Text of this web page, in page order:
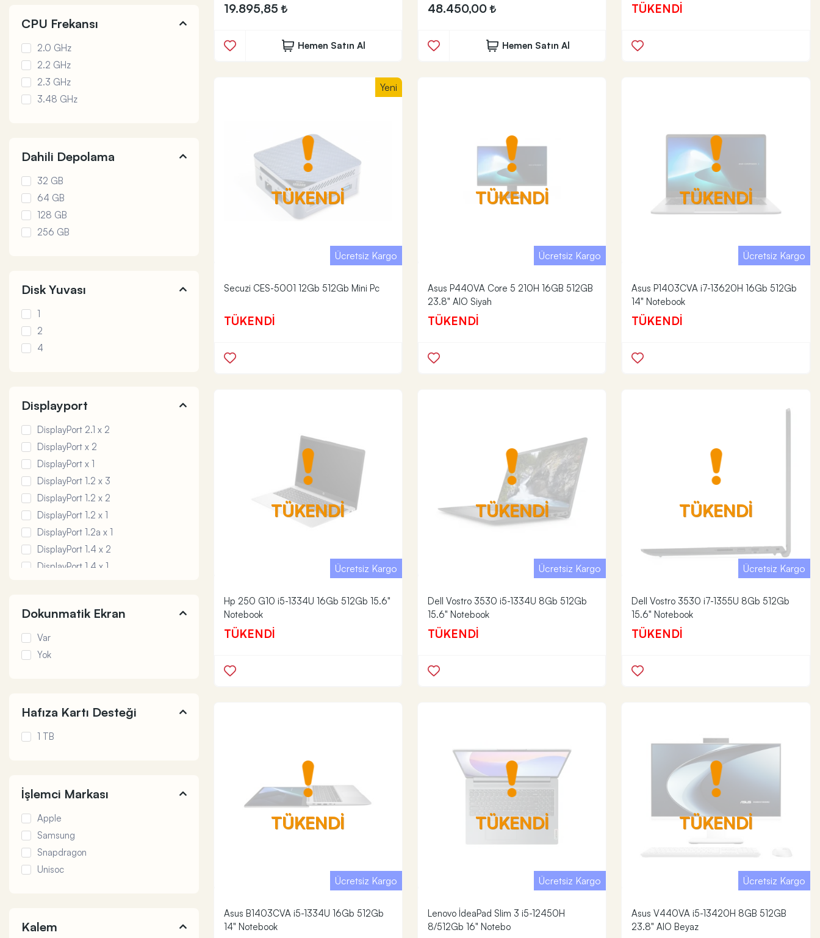
CPU Frekansı
2.0 GHz
2.2 GHz
2.3 GHz
3.48 GHz
Dahili Depolama
32 GB
64 GB
128 GB
256 GB
Disk Yuvası
1
2
4
Displayport
DisplayPort 2.1 x 2
DisplayPort x 2
DisplayPort x 1
DisplayPort 1.2 x 3
DisplayPort 1.2 x 2
DisplayPort 1.2 x 1
DisplayPort 1.2a x 1
DisplayPort 1.4 x 2
DisplayPort 1.4 x 1
Dokunmatik Ekran
Var
Yok
Hafıza Kartı Desteği
1 TB
İşlemci Markası
Apple
Samsung
Snapdragon
Unisoc
Kalem
19.895,85
Hemen Satın Al
48.450,00
Hemen Satın Al
TÜKENDİ
TÜKENDİ
Yeni
Ücretsiz Kargo
Secuzi CES-5001 12Gb 512Gb Mini Pc
TÜKENDİ
TÜKENDİ
Ücretsiz Kargo
Asus P440VA Core 5 210H 16GB 512GB
23.8" AIO Siyah
TÜKENDİ
TÜKENDİ
Ücretsiz Kargo
Asus P1403CVA i7-13620H 16Gb 512Gb
14" Notebook
TÜKENDİ
TÜKENDİ
Ücretsiz Kargo
Hp 250 G10 i5-1334U 16Gb 512Gb 15.6"
Notebook
TÜKENDİ
TÜKENDİ
Ücretsiz Kargo
Dell Vostro 3530 i5-1334U 8Gb 512Gb
15.6" Notebook
TÜKENDİ
TÜKENDİ
Ücretsiz Kargo
Dell Vostro 3530 i7-1355U 8Gb 512Gb
15.6" Notebook
TÜKENDİ
TÜKENDİ
Ücretsiz Kargo
Asus B1403CVA i5-1334U 16Gb 512Gb
14" Notebook
TÜKENDİ
Ücretsiz Kargo
Lenovo İdeaPad Slim 3 i5-12450H
8/512Gb 16" Notebo
TÜKENDİ
Ücretsiz Kargo
Asus V440VA i5-13420H 8GB 512GB
23.8" AIO Beyaz